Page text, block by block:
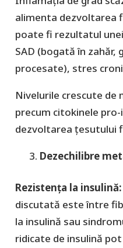
alimenta dezvoltarea
poate fi rezultatul
SAD (bogată în
procesate), stres
Nivelurile crescute
precum citokinele
dezvoltarea țesutului
Dezechilibre
Rezistența la insulină:
discutată este între
la insulină sau
ridicate de insulină